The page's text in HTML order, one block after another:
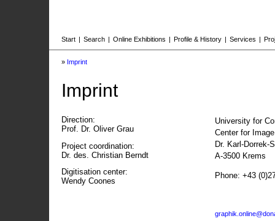
Start | Search | Online Exhibitions | Profile & History | Services |
» Imprint
Imprint
Direction:
Prof. Dr. Oliver Grau
Project coordination:
Dr. des. Christian Berndt
Digitisation center:
Wendy Coones
University for
Center for
Dr. Karl-Dorrek-
A-3500 Krems
Phone: +43